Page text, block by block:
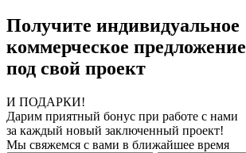
Получите индивидуальное
коммерческое предложение
под свой проект
И ПОДАРКИ!
Дарим приятный бонус при работе с нами
за каждый новый заключенный проект!
Мы свяжемся с вами в ближайшее время